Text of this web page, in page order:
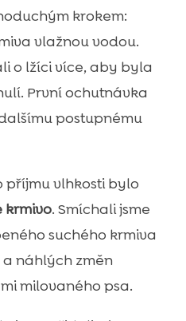
krokem:
vlažnou vodou.
o lžíci více, aby byla
První ochutnávka
postupnému
příjmu vlhkosti bylo
krmivo. Smíchali jsme
suchého krmiva
a náhlých změn
milovaného psa.